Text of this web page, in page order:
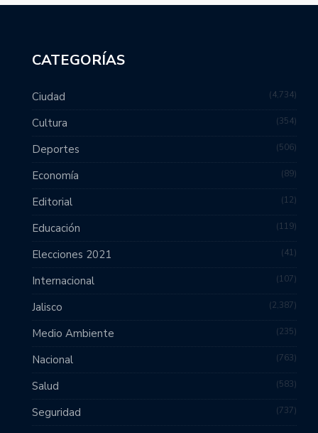
CATEGORÍAS
Ciudad 4,734
Cultura 354
Deportes 506
Economía 89
Editorial 12
Educación 119
Elecciones 2021 41
Internacional 107
Jalisco 2,387
Medio Ambiente 235
Nacional 763
Salud 583
Seguridad 737